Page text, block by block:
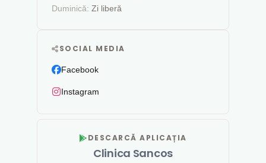
Duminică: Zi liberă
SOCIAL MEDIA
Facebook
Instagram
DESCARCĂ APLICAȚIA
Clinica Sancos